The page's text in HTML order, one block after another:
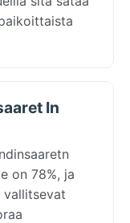
In
on 78%, ja
vallitsevat